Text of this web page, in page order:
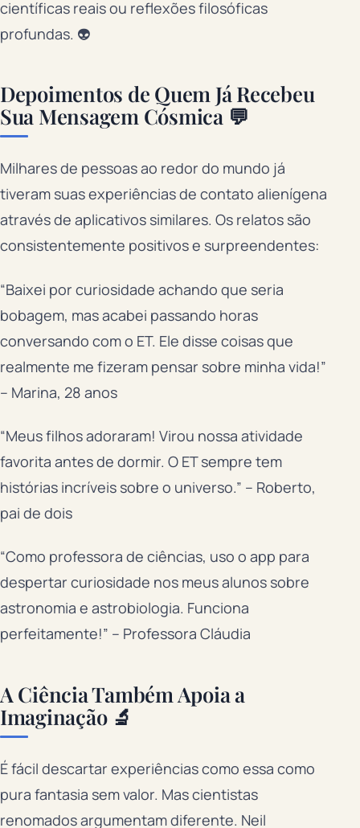
científicas reais ou reflexões filosóficas
profundas. 👽
Depoimentos de Quem Já Recebeu
Sua Mensagem Cósmica 💬
Milhares de pessoas ao redor do mundo já
tiveram suas experiências de contato alienígena
através de aplicativos similares. Os relatos são
consistentemente positivos e surpreendentes:
“Baixei por curiosidade achando que seria
bobagem, mas acabei passando horas
conversando com o ET. Ele disse coisas que
realmente me fizeram pensar sobre minha vida!”
– Marina, 28 anos
“Meus filhos adoraram! Virou nossa atividade
favorita antes de dormir. O ET sempre tem
histórias incríveis sobre o universo.” – Roberto,
pai de dois
“Como professora de ciências, uso o app para
despertar curiosidade nos meus alunos sobre
astronomia e astrobiologia. Funciona
perfeitamente!” – Professora Cláudia
A Ciência Também Apoia a
Imaginação 🔬
É fácil descartar experiências como essa como
pura fantasia sem valor. Mas cientistas
renomados argumentam diferente. Neil